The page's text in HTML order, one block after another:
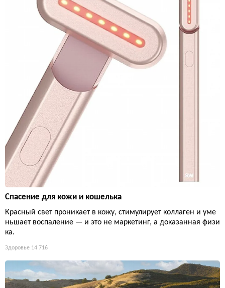
Спасение для кожи и кошелька
Красный свет проникает в кожу, стимулирует коллаген и уме
ньшает воспаление — и это не маркетинг, а доказанная физи
ка.
Здоровье 14 716